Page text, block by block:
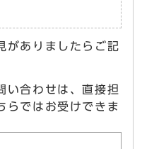
がありましたらご記
い合わせは、直接担
らではお受けできま